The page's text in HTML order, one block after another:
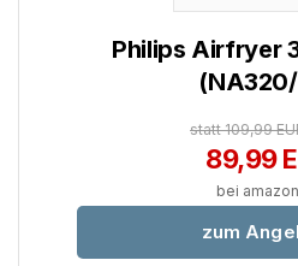
Philips Airfryer
statt 109,99
89,99
bei
zum